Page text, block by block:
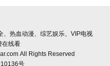
、热血动漫、综艺娱乐、VIP电视
在线看
All Rights Reserved
号